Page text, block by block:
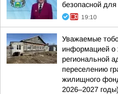
безопасной
19:10
Уважаемые
информацией о
региональной
переселению
жилищного
2026–2027 годы)